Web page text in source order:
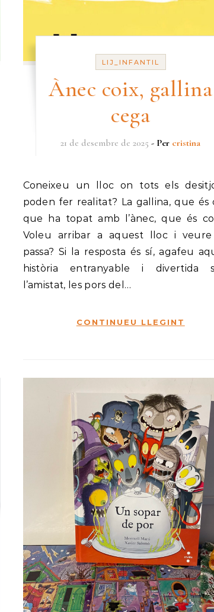
LIJ_INFANTIL
Ànec coix, gallina
cega
21 de desembre de 2025 - Per cristina
Coneixeu un lloc on tots els desitjos es
poden fer realitat? La gallina, que és
que ha topat amb l’ànec, que és
Voleu arribar a aquest lloc i
passa? Si la resposta és sí, agafeu
història entranyable i divertida
l’amistat, les pors del…
CONTINUEU LLEGINT